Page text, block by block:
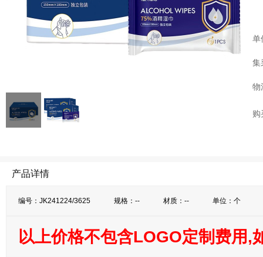
单
集
物
购
产品详情
编号：JK241224/3625 规格：-- 材质：-- 单位：个
以上价格不包含LOGO定制费用,